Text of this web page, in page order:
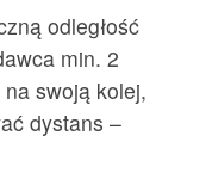
odległość
min. 2
swoją kolej,
dystans –